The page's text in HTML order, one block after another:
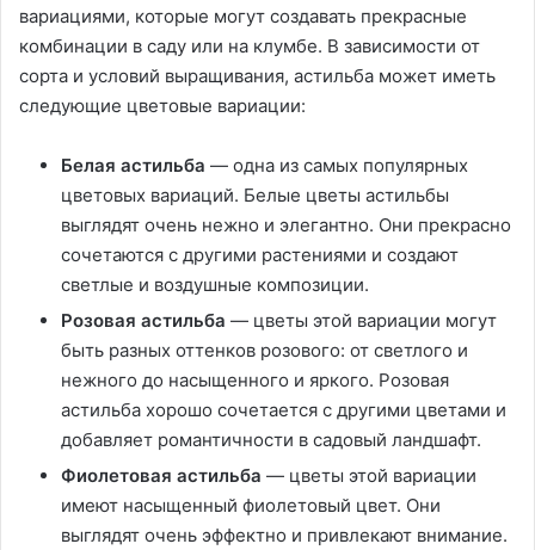
вариациями, которые могут создавать прекрасные
комбинации в саду или на клумбе. В зависимости от
сорта и условий выращивания, астильба может иметь
следующие цветовые вариации:
Белая астильба — одна из самых популярных
цветовых вариаций. Белые цветы астильбы
выглядят очень нежно и элегантно. Они прекрасно
сочетаются с другими растениями и создают
светлые и воздушные композиции.
Розовая астильба — цветы этой вариации могут
быть разных оттенков розового: от светлого и
нежного до насыщенного и яркого. Розовая
астильба хорошо сочетается с другими цветами и
добавляет романтичности в садовый ландшафт.
Фиолетовая астильба — цветы этой вариации
имеют насыщенный фиолетовый цвет. Они
выглядят очень эффектно и привлекают внимание.